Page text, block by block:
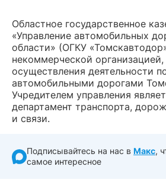
Областное государственное
«Управление автомобильных
области» (ОГКУ
некоммерческой
осуществления деятельности
автомобильными дорогами
Учредителем управления
департамент транспорта,
и связи.
Подписывайтесь на нас в Макс,
самое интересное